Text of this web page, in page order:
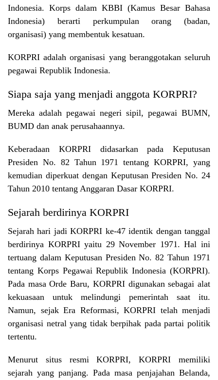
Indonesia. Korps dalam KBBI (Kamus Besar Bahasa
Indonesia) berarti perkumpulan orang (badan,
organisasi) yang membentuk kesatuan.
KORPRI adalah organisasi yang beranggotakan seluruh
pegawai Republik Indonesia.
Siapa saja yang menjadi anggota KORPRI?
Mereka adalah pegawai negeri sipil, pegawai BUMN,
BUMD dan anak perusahaannya.
Keberadaan KORPRI didasarkan pada Keputusan
Presiden No. 82 Tahun 1971 tentang KORPRI, yang
kemudian diperkuat dengan Keputusan Presiden No. 24
Tahun 2010 tentang Anggaran Dasar KORPRI.
Sejarah berdirinya KORPRI
Sejarah hari jadi KORPRI ke-47 identik dengan tanggal
berdirinya KORPRI yaitu 29 November 1971. Hal ini
tertuang dalam Keputusan Presiden No. 82 Tahun 1971
tentang Korps Pegawai Republik Indonesia (KORPRI).
Pada masa Orde Baru, KORPRI digunakan sebagai alat
kekuasaan untuk melindungi pemerintah saat itu.
Namun, sejak Era Reformasi, KORPRI telah menjadi
organisasi netral yang tidak berpihak pada partai politik
tertentu.
Menurut situs resmi KORPRI, KORPRI memiliki
sejarah yang panjang. Pada masa penjajahan Belanda,